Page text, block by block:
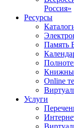
Россия»
Ресурсы
Память
Online
Услуги